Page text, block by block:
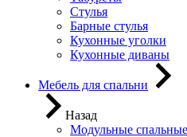
Стулья
Барные стулья
Кухонные уголки
Кухонные диваны
Мебель для спальни
Назад
Модульные